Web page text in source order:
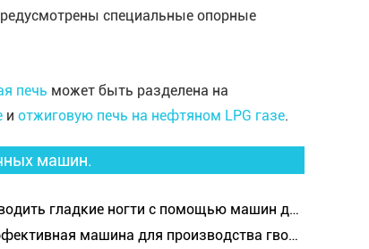
специальные опорные
печь может быть разделена на
и отжиговую печь на нефтяном LPG газе.
машин.
гладкие ногти с помощью машин для производства ногтей?
для производства гвоздей может повысить конкурентоспособность на рынке.